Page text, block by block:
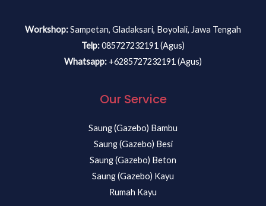
Workshop:Sampetan, Gladaksari, Boyolali, Jawa Tengah
Telp:085727232191 (Agus)
Whatsapp: +6285727232191 (Agus)
Our Service
Saung (Gazebo) Bambu
Saung (Gazebo) Besi
Saung (Gazebo) Beton
Saung (Gazebo) Kayu
Rumah Kayu